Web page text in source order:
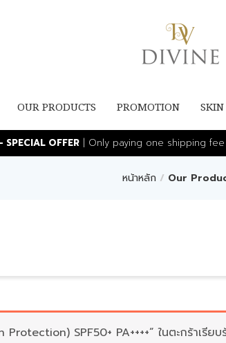
OUR PRODUCTS PROMOTION
SPECIAL OFFER| Only paying one shipping fee
หน้าหลัก Our
Protection) SPF50+ PA++++” ในตะกร้าเรีย